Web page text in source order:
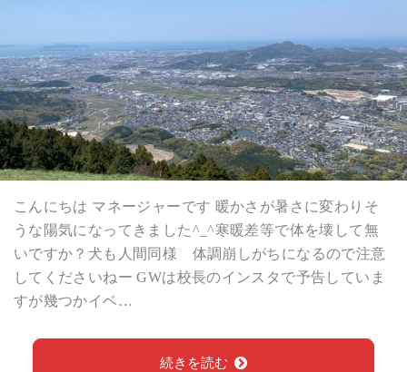
こんにちは マネージャーです 暖かさが暑さに変わりそ
うな陽気になってきました^_^寒暖差等で体を壊して無
いですか？犬も人間同様 体調崩しがちになるので注意
してくださいねー GWは校長のインスタで予告していま
すが幾つかイベ…
続きを読む